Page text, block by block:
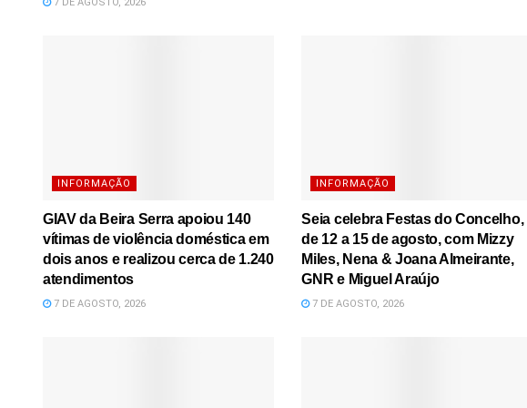
INFORMAÇÃO
GIAV da Beira Serra apoiou 140
vítimas de violência doméstica em
dois anos e realizou cerca de 1.240
atendimentos
7 DE AGOSTO, 2026
INFORMAÇÃO
Seia celebra Festas do Concelho,
de 12 a 15 de agosto, com Mizzy
Miles, Nena & Joana Almeirante,
GNR e Miguel Araújo
7 DE AGOSTO, 2026